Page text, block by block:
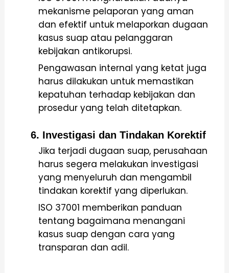
mekanisme pelaporan yang aman
dan efektif untuk melaporkan dugaan
kasus suap atau pelanggaran
kebijakan antikorupsi.
Pengawasan internal yang ketat juga
harus dilakukan untuk memastikan
kepatuhan terhadap kebijakan dan
prosedur yang telah ditetapkan.
6. Investigasi dan Tindakan Korektif
Jika terjadi dugaan suap, perusahaan
harus segera melakukan investigasi
yang menyeluruh dan mengambil
tindakan korektif yang diperlukan.
ISO 37001 memberikan panduan
tentang bagaimana menangani
kasus suap dengan cara yang
transparan dan adil.